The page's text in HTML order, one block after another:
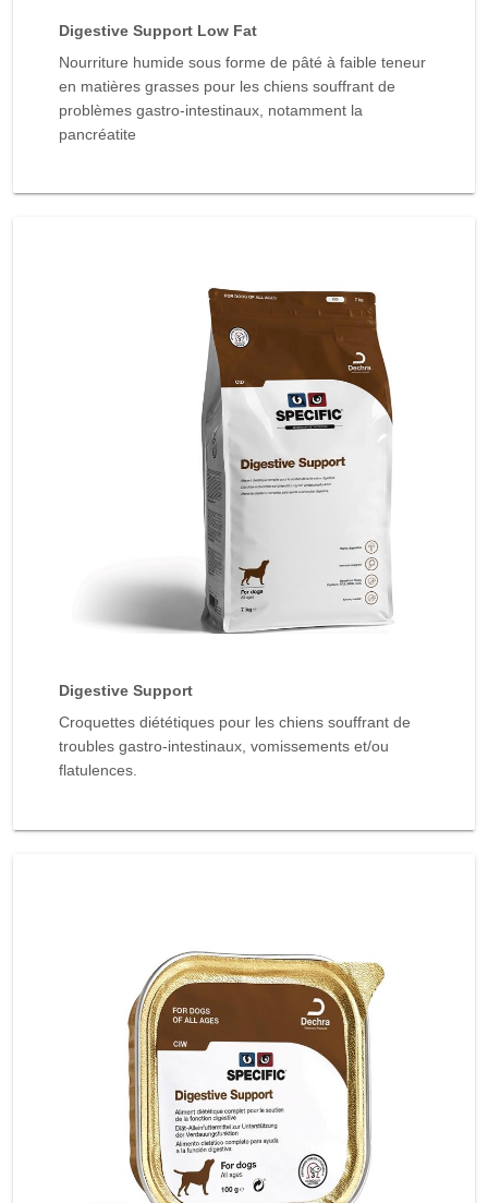
Digestive Support Low Fat
Nourriture humide sous forme de pâté à faible teneur
en matières grasses pour les chiens souffrant de
problèmes gastro-intestinaux, notamment la
pancréatite
Digestive Support
Croquettes diététiques pour les chiens souffrant de
troubles gastro-intestinaux, vomissements et/ou
flatulences.